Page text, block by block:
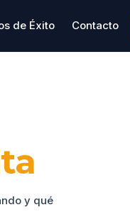
de Éxito Contacto
y qué